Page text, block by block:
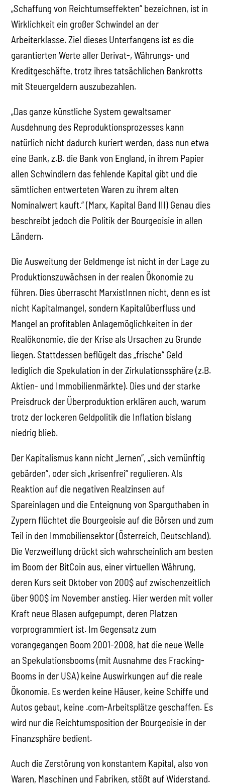
„Schaffung von Reichtumseffekten“ bezeichnen, ist in
Wirklichkeit ein großer Schwindel an der
Arbeiterklasse. Ziel dieses Unterfangens ist es die
garantierten Werte aller Derivat-, Währungs- und
Kreditgeschäfte, trotz ihres tatsächlichen Bankrotts
mit Steuergeldern auszubezahlen.
„Das ganze künstliche System gewaltsamer
Ausdehnung des Reproduktionsprozesses kann
natürlich nicht dadurch kuriert werden, dass nun etwa
eine Bank, z.B. die Bank von England, in ihrem Papier
allen Schwindlern das fehlende Kapital gibt und die
sämtlichen entwerteten Waren zu ihrem alten
Nominalwert kauft.“ (Marx, Kapital Band III) Genau dies
beschreibt jedoch die Politik der Bourgeoisie in allen
Ländern.
Die Ausweitung der Geldmenge ist nicht in der Lage zu
Produktionszuwächsen in der realen Ökonomie zu
führen. Dies überrascht MarxistInnen nicht, denn es ist
nicht Kapitalmangel, sondern Kapitalüberfluss und
Mangel an profitablen Anlagemöglichkeiten in der
Realökonomie, die der Krise als Ursachen zu Grunde
liegen. Stattdessen beflügelt das „frische“ Geld
lediglich die Spekulation in der Zirkulationssphäre (z.B.
Aktien- und Immobilienmärkte). Dies und der starke
Preisdruck der Überproduktion erklären auch, warum
trotz der lockeren Geldpolitik die Inflation bislang
niedrig blieb.
Der Kapitalismus kann nicht „lernen“, „sich vernünftig
gebärden“, oder sich „krisenfrei“ regulieren. Als
Reaktion auf die negativen Realzinsen auf
Spareinlagen und die Enteignung von Sparguthaben in
Zypern flüchtet die Bourgeoisie auf die Börsen und zum
Teil in den Immobiliensektor (Österreich, Deutschland).
Die Verzweiflung drückt sich wahrscheinlich am besten
im Boom der BitCoin aus, einer virtuellen Währung,
deren Kurs seit Oktober von 200$ auf zwischenzeitlich
über 900$ im November anstieg. Hier werden mit voller
Kraft neue Blasen aufgepumpt, deren Platzen
vorprogrammiert ist. Im Gegensatz zum
vorangegangen Boom 2001-2008, hat die neue Welle
an Spekulationsbooms (mit Ausnahme des Fracking-
Booms in der USA) keine Auswirkungen auf die reale
Ökonomie. Es werden keine Häuser, keine Schiffe und
Autos gebaut, keine .com-Arbeitsplätze geschaffen. Es
wird nur die Reichtumsposition der Bourgeoisie in der
Finanzsphäre bedient.
Auch die Zerstörung von konstantem Kapital, also von
Waren, Maschinen und Fabriken, stößt auf Widerstand.